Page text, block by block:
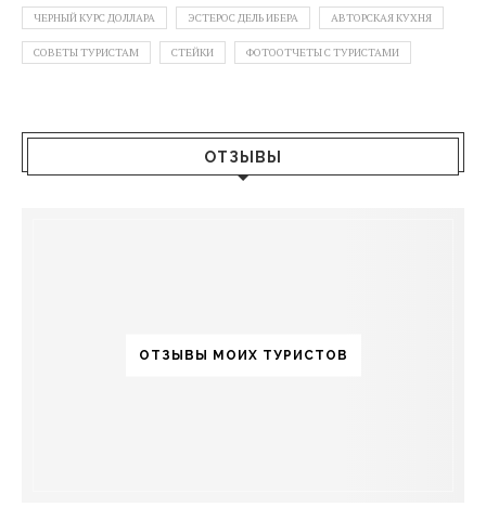
ЧЕРНЫЙ КУРС ДОЛЛАРА ЭСТЕРОС ДЕЛЬ ИБЕРА АВТОРСКАЯ КУХНЯ
СОВЕТЫ ТУРИСТАМ СТЕЙКИ ФОТООТЧЕТЫ С ТУРИСТАМИ
ОТЗЫВЫ
ОТЗЫВЫ МОИХ ТУРИСТОВ